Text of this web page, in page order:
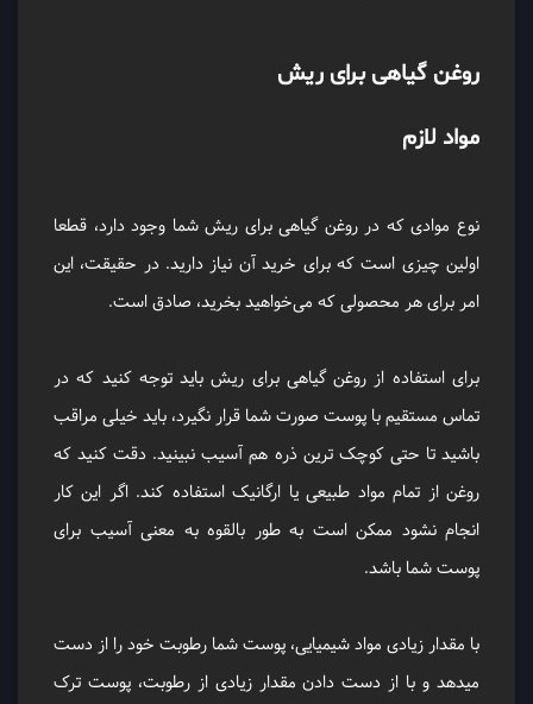
روغن گیاهی برای ریش
مواد لازم
نوع موادی که در روغن گیاهی برای ریش شما وجود دارد، قطعا
اولین چیزی است که برای خرید آن نیاز دارید. در حقیقت، این
امر برای هر محصولی که می‌خواهید بخرید، صادق است.
برای استفاده از روغن گیاهی برای ریش باید توجه کنید که در
تماس مستقیم با پوست صورت شما قرار نگیرد، باید خیلی مراقب
باشید تا حتی کوچک ‌ترین ذره هم آسیب نبینید. دقت کنید که
روغن از تمام مواد طبیعی یا ارگانیک استفاده کند. اگر این کار
انجام نشود ممکن است به طور بالقوه به معنی آسیب برای
پوست شما باشد.
با مقدار زیادی مواد شیمیایی، پوست شما رطوبت خود را از دست
میدهد و با از دست دادن مقدار زیادی از رطوبت، پوست ترک